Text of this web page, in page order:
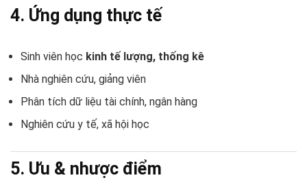
4. Ứng dụng thực tế
Sinh viên học kinh tế lượng, thống kê
Nhà nghiên cứu, giảng viên
Phân tích dữ liệu tài chính, ngân hàng
Nghiên cứu y tế, xã hội học
5. Ưu & nhược điểm